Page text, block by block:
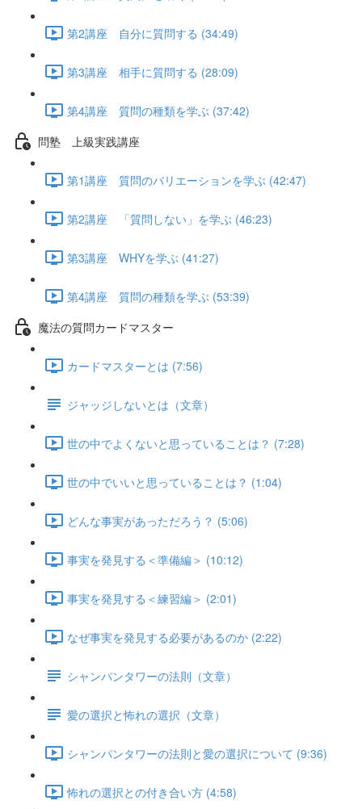
第2講座 自分に質問する (34:49)
第3講座 相手に質問する (28:09)
第4講座 質問の種類を学ぶ (37:42)
問塾 上級実践講座
第1講座 質問のバリエーションを学ぶ (42:47)
第2講座 「質問しない」を学ぶ (46:23)
第3講座 WHYを学ぶ (41:27)
第4講座 質問の種類を学ぶ (53:39)
魔法の質問カードマスター
カードマスターとは (7:56)
ジャッジしないとは（文章）
世の中でよくないと思っていることは？ (7:28)
世の中でいいと思っていることは？ (1:04)
どんな事実があっただろう？ (5:06)
事実を発見する＜準備編＞ (10:12)
事実を発見する＜練習編＞ (2:01)
なぜ事実を発見する必要があるのか (2:22)
シャンパンタワーの法則（文章）
愛の選択と怖れの選択（文章）
シャンパンタワーの法則と愛の選択について (9:36)
怖れの選択との付き合い方 (4:58)